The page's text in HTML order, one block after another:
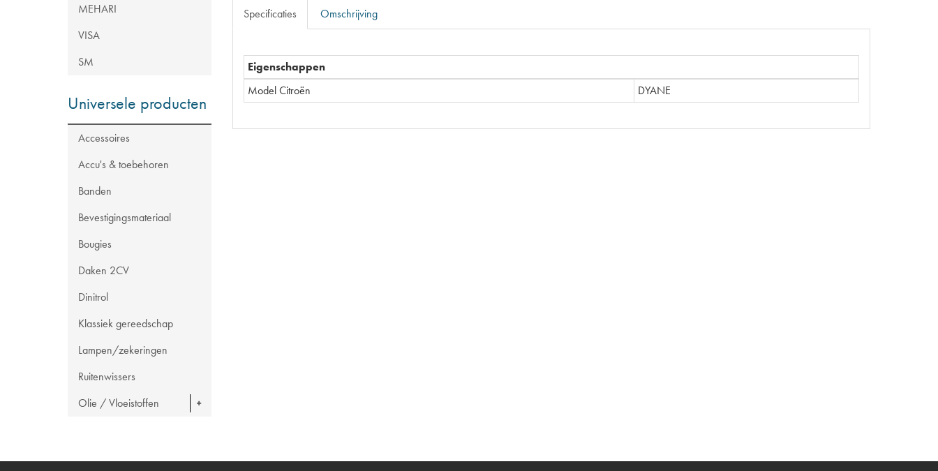
MEHARI
VISA
SM
Universele producten
Accessoires
Accu's & toebehoren
Banden
Bevestigingsmateriaal
Bougies
Daken 2CV
Dinitrol
Klassiek gereedschap
Lampen/zekeringen
Ruitenwissers
Olie / Vloeistoffen
Specificaties Omschrijving
Eigenschappen
Model Citroën
DYANE